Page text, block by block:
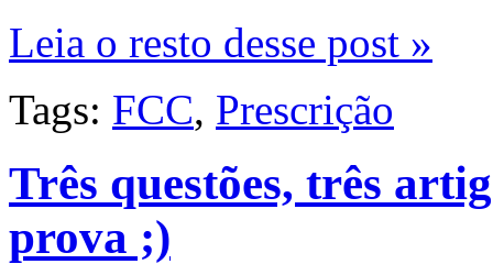
Leia o resto desse post »
Tags: FCC, Prescrição
Três questões, três
prova ;)